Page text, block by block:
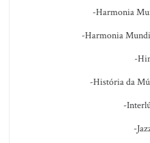
-Harmonia
-Harmonia
-
-História da
-
-